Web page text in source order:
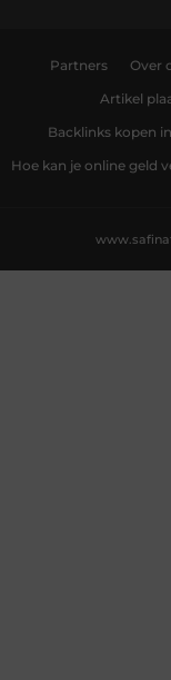
Partners Over
Artikel
Backlinks kopen
Hoe kan je online geld